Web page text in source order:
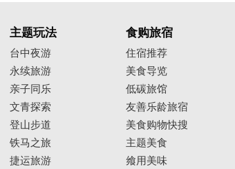
主题玩法
台中夜游
永续旅游
亲子同乐
文青探索
登山步道
铁马之旅
捷运旅游
食购旅宿
住宿推荐
美食导览
低碳旅馆
友善乐龄旅宿
美食购物快搜
主题美食
飨用美味